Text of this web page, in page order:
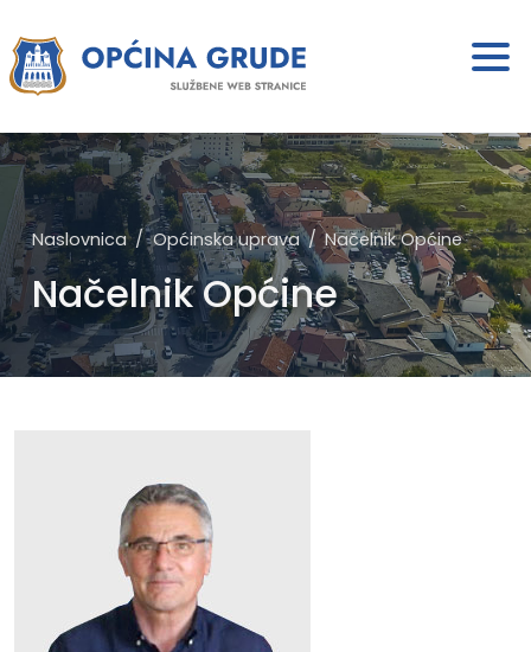
Naslovnica Općinska uprava Načelnik Općine
Načelnik Općine